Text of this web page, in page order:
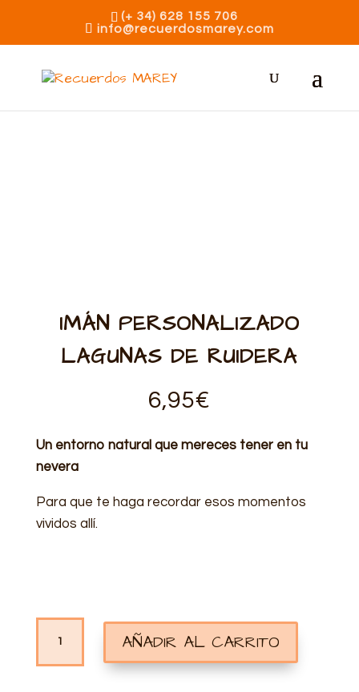
(+ 34) 628 155 706
info@recuerdosmarey.com
IMÁN PERSONALIZADO
LAGUNAS DE RUIDERA
6,95€
Un entorno natural que mereces tener en tu
nevera
Para que te haga recordar esos momentos
vividos allí.
PERSONALIZADO
LAGUNAS
AÑADIR AL CARRITO